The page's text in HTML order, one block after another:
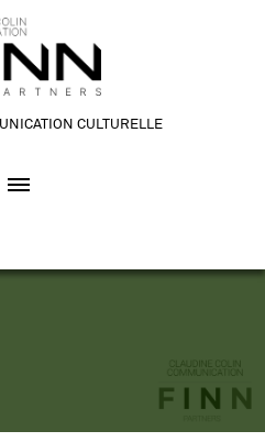
CULTURELLE